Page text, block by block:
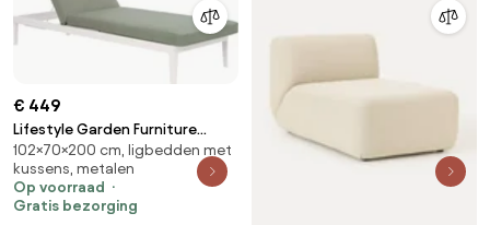
€ 449
Lifestyle Garden Furniture
Mateo Ligbed Met Kussen
Wit/moss Green Aluminium Wit
102×70×200 cm, ligbedden met
kussens, metalen
Op voorraad
Gratis bezorging